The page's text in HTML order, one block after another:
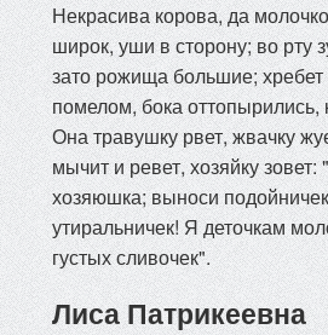
Некрасива корова, да
широк, уши в сторону; во рту
зато рожища большие; хребет
помелом, бока
Она травушку рвет, жвачку
мычит и ревет, хозяйку
хозяюшка; выноси
утиральничек! Я деточкам
густых сливочек".
Лиса Патрикеевна